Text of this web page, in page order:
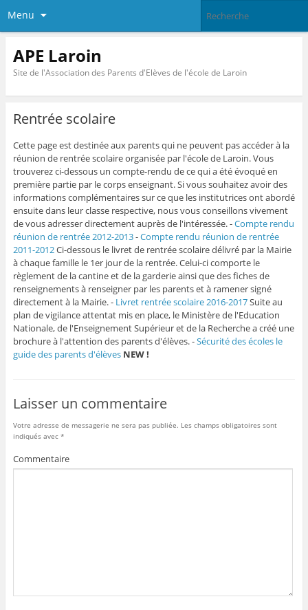
Menu
APE Laroin
Site de l'Association des Parents d'Elèves de l'école de Laroin
Rentrée scolaire
Cette page est destinée aux parents qui ne peuvent pas accéder à la
réunion de rentrée scolaire organisée par l'école de Laroin. Vous
trouverez ci-dessous un compte-rendu de ce qui a été évoqué en
première partie par le corps enseignant. Si vous souhaitez avoir des
informations complémentaires sur ce que les institutrices ont abordé
ensuite dans leur classe respective, nous vous conseillons vivement
de vous adresser directement auprès de l'intéressée. -Compte rendu
réunion de rentrée 2012-2013-Compte rendu réunion de rentrée
2011-2012Ci-dessous le livret de rentrée scolaire délivré par la Mairie
à chaque famille le 1er jour de la rentrée. Celui-ci comporte le
règlement de la cantine et de la garderie ainsi que des fiches de
renseignements à renseigner par les parents et à ramener signé
directement à la Mairie. - Livret rentrée scolaire 2016-2017Suite au
plan de vigilance attentat mis en place, le Ministère de l'Education
Nationale, de l'Enseignement Supérieur et de la Recherche a créé une
brochure à l'attention des parents d'élèves. -Sécurité des écoles le
guide des parents d'élèves NEW !
Laisser un commentaire
Votre adresse de messagerie ne sera pas publiée. Les champs obligatoires sont
indiqués avec *
Commentaire